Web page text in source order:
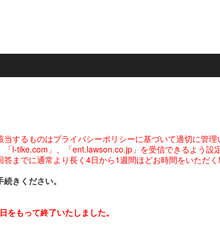
するものはプライバシーポリシーに基づいて適切に管理
l-tike.com」、「ent.lawson.co.jp」を受信できるよう設
までに通常より長く4日から1週間ほどお時間をいただく
きください。
もって終了いたしました。